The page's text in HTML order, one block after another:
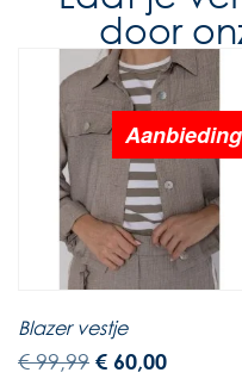
door
Blazer vestje
€99,99 € 60,00